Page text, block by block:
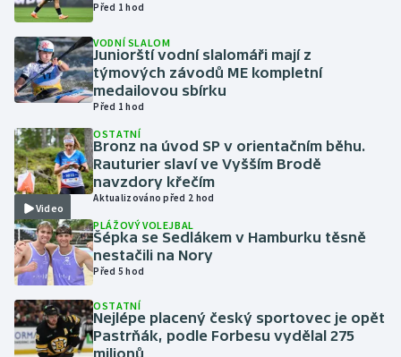
Krasobruslení
Lezení
Moderní pětiboj
Motorsport
Olympijské hry
Parasport
Plavání
Před 1 hod
VODNÍ SLALOM
Juniorští vodní slalomáři mají z
týmových závodů ME kompletní
medailovou sbírku
Před 1 hod
Video
OSTATNÍ
Bronz na úvod SP v orientačním běhu.
Rauturier slaví ve Vyšším Brodě
navzdory křečím
Aktualizováno před 2 hod
PLÁŽOVÝ VOLEJBAL
Šépka se Sedlákem v Hamburku těsně
nestačili na Nory
Před 5 hod
OSTATNÍ
Nejlépe placený český sportovec je opět
Pastrňák, podle Forbesu vydělal 275
milionů